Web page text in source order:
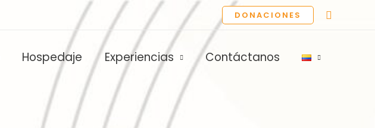
DONACIONES Buscar
Hospedaje Experiencias Contáctanos